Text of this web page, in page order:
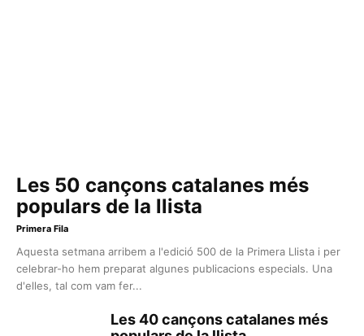
Les 50 cançons catalanes més
populars de la llista
Primera Fila
Aquesta setmana arribem a l'edició 500 de la Primera Llista i per
celebrar-ho hem preparat algunes publicacions especials. Una
d'elles, tal com vam fer...
Les 40 cançons catalanes més